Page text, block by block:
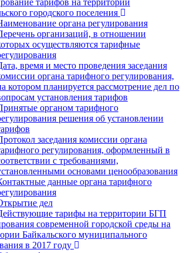
городского поселения
органа регулирования
организаций, в отношении
осуществляются тарифные
время и место проведения заседания
органа тарифного регулирования,
котором планируется рассмотрение дел по
установления тарифов
органом тарифного
решения об установлении
заседания комиссии органа
регулирования, оформленный в
с требованиями,
основами ценообразования
данные органа тарифного
дел
тарифы на территории БГП
современной городской среды на
Байкальского муниципального
в 2017 году